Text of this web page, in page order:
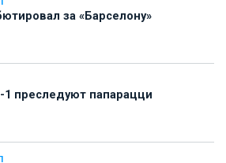
за «Барселону»
преследуют папарацци